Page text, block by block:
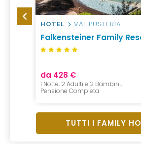
HOTEL VAL PUSTERIA
Falkensteiner Family
da 428 €
1 Notte, 2 Adulti e 2 Bambini,
Pensione Completa
TUTTI I FAMILY